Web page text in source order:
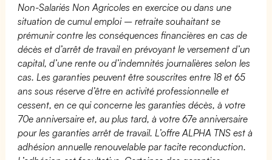
Non-Salariés Non Agricoles en exercice ou dans une
situation de cumul emploi – retraite souhaitant se
prémunir contre les conséquences financières en cas de
décès et d’arrêt de travail en prévoyant le versement d’un
capital, d’une rente ou d’indemnités journalières selon les
cas. Les garanties peuvent être souscrites entre 18 et 65
ans sous réserve d’être en activité professionnelle et
cessent, en ce qui concerne les garanties décès, à votre
70e anniversaire et, au plus tard, à votre 67e anniversaire
pour les garanties arrêt de travail. L’offre ALPHA TNS est à
adhésion annuelle renouvelable par tacite reconduction.